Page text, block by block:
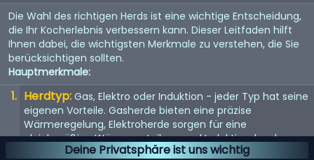
Deine Privatsphäre ist uns wichtig
Die Wahl des richtigen Herds ist eine wichtige Entscheidung,
die Ihr Kocherlebnis verbessern kann. Dieser Leitfaden hilft
Ihnen dabei, die wichtigsten Merkmale zu verstehen, die Sie
berücksichtigen sollten.
Hauptmerkmale:
Herdtyp: Gas, Elektro oder Induktion - jeder Typ hat seine
eigenen Vorteile. Gasherde bieten eine präzise
Wärmeregelung, Elektroherde sorgen für eine
gleichmäßige Wärmeverteilung und Induktionsherde
ermöglichen ein schnelles und effizientes Erhitzen.